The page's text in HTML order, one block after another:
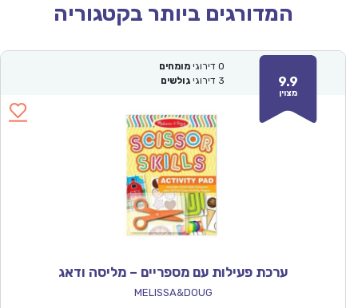
המדורגים ביותר בקטגוריה
9.9
מצוין
0 דירוגי מומחים
3 דירוגי גולשים
ערכת פעילות עם מספריים – מליסה ודאג
MELISSA&DOUG